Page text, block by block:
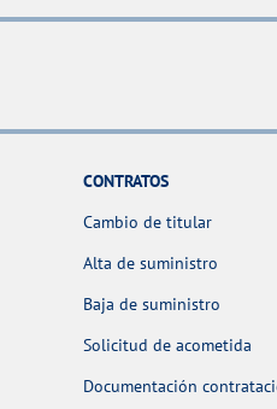
CONTRATOS
Cambio de titular
Alta de suministro
Baja de suministro
Solicitud de acometida
Documentación